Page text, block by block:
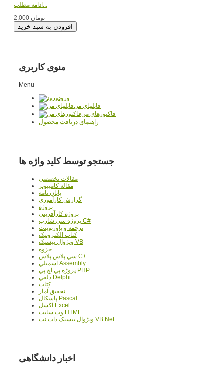
ادامه مطلب...
2,000 تومان
منوی کاربری
Menu
ورود
فایلهای من
فاکتورهای من
راهنمای دریافت محصول
جستجو توسط کلید واژه ها
مقالات تخصصي
مقاله کامپیوتر
پایان نامه
گزارش کارآموزي
پروژه
پروژه کارآفريني
پروژه سي شارپ C#
ترجمه و پاورپوينت
کتاب الکترونيک
ويژوال بيسيک VB
جزوه
سي پلاس پلاس C++
اسمبلي Assembly
پروژه پي اچ پي PHP
دلفي Delphi
کتاب
تحقيق آمار
پاسکال Pascal
اکسل Excel
وب سايت HTML
ويژوال بيسيک دات نت VB.Net
اخبار دانشگاهی